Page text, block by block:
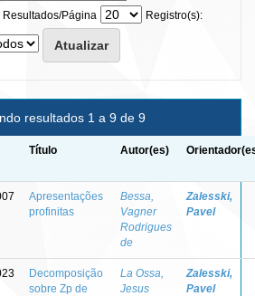
Resultados/Página
Registro(s):
resultados 1 a 9 de 9
Título Autor(es)
Apresentações
profinitas
Bessa,
Vagner
Rodrigues
de
Zalesski,
Pavel
Decomposição
sobre Zp de
La Ossa,
Jesus
Zalesski,
Pavel